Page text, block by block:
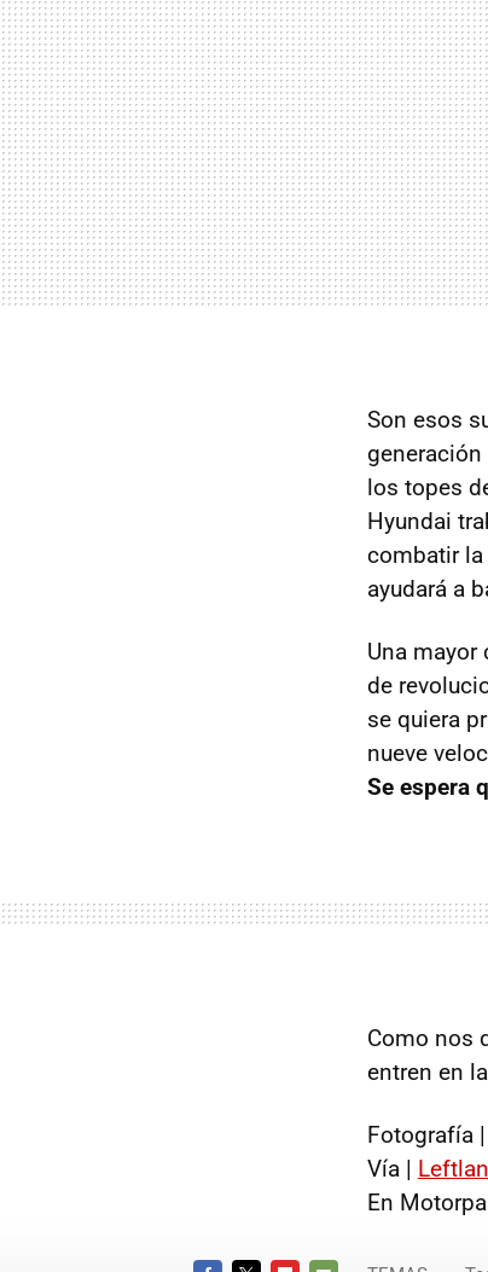
Son esos
generación
los topes
Hyundai
combatir la
ayudará a
Una
de
se quiera
nueve
Se espera
Como nos
entren en
Fotografía |
Vía |
En